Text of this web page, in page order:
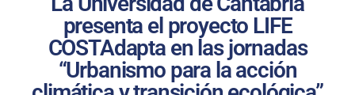
presenta el proyecto LIFE
COSTAdapta en las jornadas
“Urbanismo para la acción